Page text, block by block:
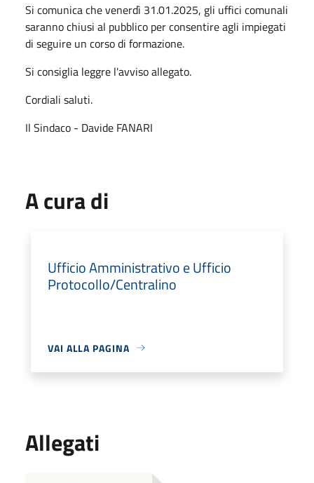
Si comunica che venerdì 31.01.2025, gli uffici comunali
saranno chiusi al pubblico per consentire agli impiegati
di seguire un corso di formazione.
Si consiglia leggre l'avviso allegato.
Cordiali saluti.
Il Sindaco - Davide FANARI
A cura di
Ufficio Amministrativo e Ufficio
Protocollo/Centralino
VAI ALLA PAGINA
Allegati